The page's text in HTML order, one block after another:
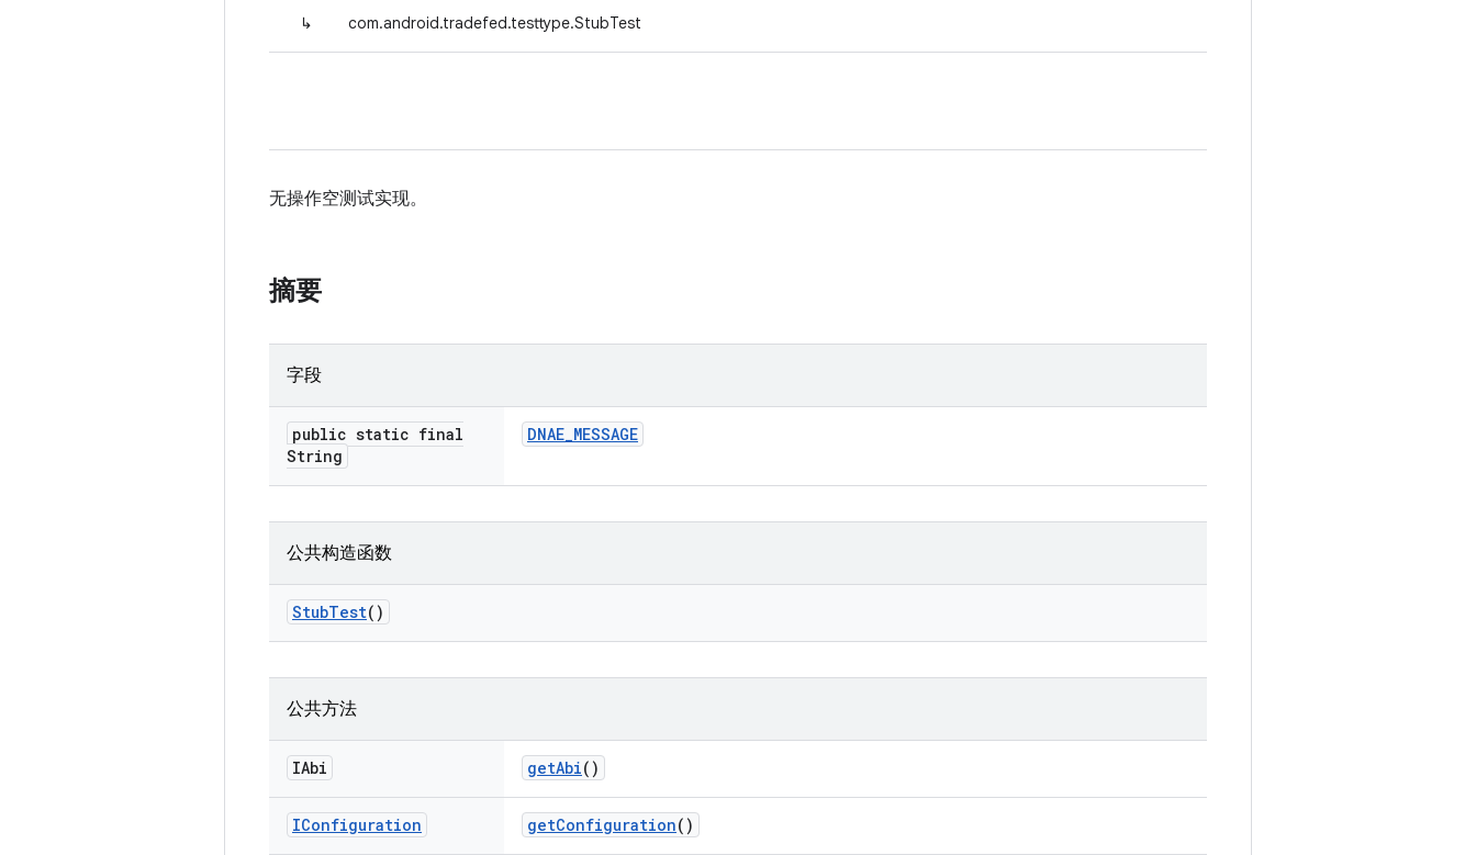
↳ com.android.tradefed.testtype.StubTest
无操作空测试实现。
摘要
字段
public static final
String
DNAE_MESSAGE
公共构造函数
StubTest()
公共方法
IAbi getAbi()
IConfiguration getConfiguration()